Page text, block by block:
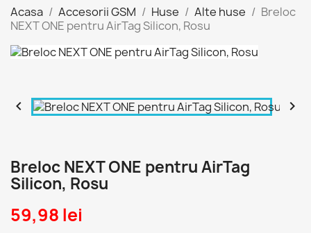
Acasa Accesorii GSM Huse Alte huse
Breloc
NEXT ONE pentru AirTag Silicon, Rosu
 
Breloc NEXT ONE pentru AirTag
Silicon, Rosu
59,98 lei